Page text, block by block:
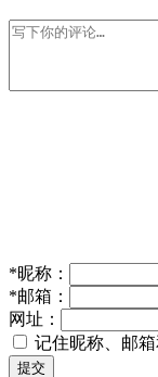
*昵称：
*邮箱：
网址：
记住昵称、邮
提交